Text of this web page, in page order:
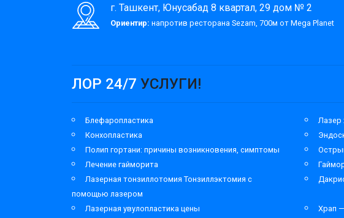
г. Ташкент, Юнусабад 8 квартал, 29 дом № 2
Ориентир: напротив ресторана Sezam, 700м от Mega Planet
ЛОР 24/7 УСЛУГИ!
Блефаропластика Лазер
Конхопластика
Полип гортани: причины возникновения, симптомы
Лечение гайморита
Лазерная тонзиллотомия Тонзиллэктомия с
помощью лазером
Лазерная увулопластика цены
Храп